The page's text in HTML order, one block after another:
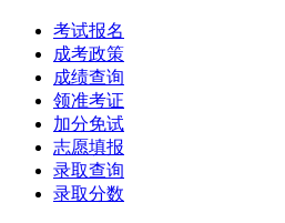
考试报名
成考政策
成绩查询
领准考证
加分免试
志愿填报
录取查询
录取分数